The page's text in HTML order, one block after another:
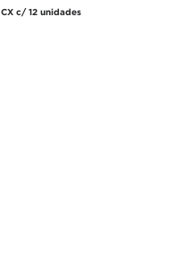
Econômica 360ml
CX c/ 12 unidades